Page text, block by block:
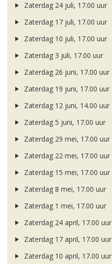
Zaterdag 24 juli, 17.00 uur
Zaterdag 17 juli, 17.00 uur
Zaterdag 10 juli, 17.00 uur
Zaterdag 3 juli, 17.00 uur
Zaterdag 26 juni, 17.00 uur
Zaterdag 19 juni, 17.00 uur
Zaterdag 12 juni, 14.00 uur
Zaterdag 5 juni, 17.00 uur
Zaterdag 29 mei, 17.00 uur
Zaterdag 22 mei, 17.00 uur
Zaterdag 15 mei, 17.00 uur
Zaterdag 8 mei, 17.00 uur
Zaterdag 1 mei, 17.00 uur
Zaterdag 24 april, 17.00 uur
Zaterdag 17 april, 17.00 uur
Zaterdag 10 april, 17.00 uur